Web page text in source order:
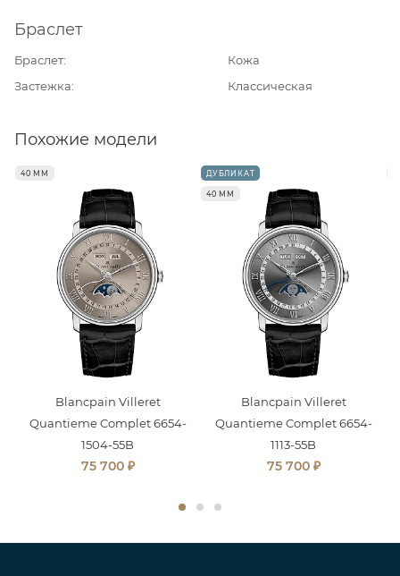
Браслет
Браслет
Кожа
Застежка
Классическая
Похожие модели
40 ММ
Blancpain Villeret
Quantieme Complet 6654-
1504-55B
75 700 ₽
ДУБЛИКАТ
40 ММ
Blancpain Villeret
Quantieme Complet 6654-
1113-55B
75 700 ₽